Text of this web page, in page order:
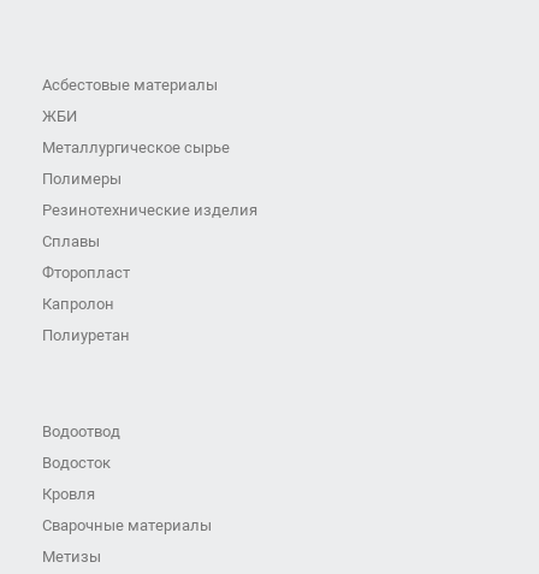
Асбестовые материалы
ЖБИ
Металлургическое сырье
Полимеры
Резинотехнические изделия
Сплавы
Фторопласт
Капролон
Полиуретан
Водоотвод
Водосток
Кровля
Сварочные материалы
Метизы